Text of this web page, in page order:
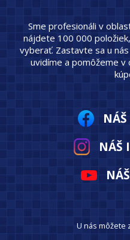
Sme profesionáli v
nájdete 100 000
vyberať. Zastavte sa u
uvidíme a pomôžeme v
NÁŠ
U nás môžete